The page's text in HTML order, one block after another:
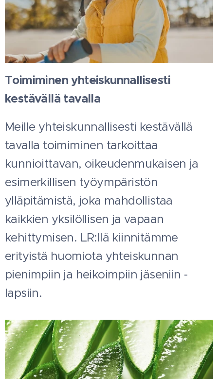
Toimiminen yhteiskunnallisesti
kestävällä tavalla
Meille yhteiskunnallisesti kestävällä
tavalla toimiminen tarkoittaa
kunnioittavan, oikeudenmukaisen ja
esimerkillisen työympäristön
ylläpitämistä, joka mahdollistaa
kaikkien yksilöllisen ja vapaan
kehittymisen. LR:llä kiinnitämme
erityistä huomiota yhteiskunnan
pienimpiin ja heikoimpiin jäseniin -
lapsiin.